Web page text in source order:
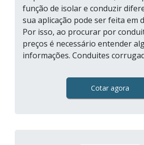
função de isolar e conduzir
sua aplicação pode ser feita em
Por isso, ao procurar por
preços é necessário entender
informações. Conduites
Cotar agora